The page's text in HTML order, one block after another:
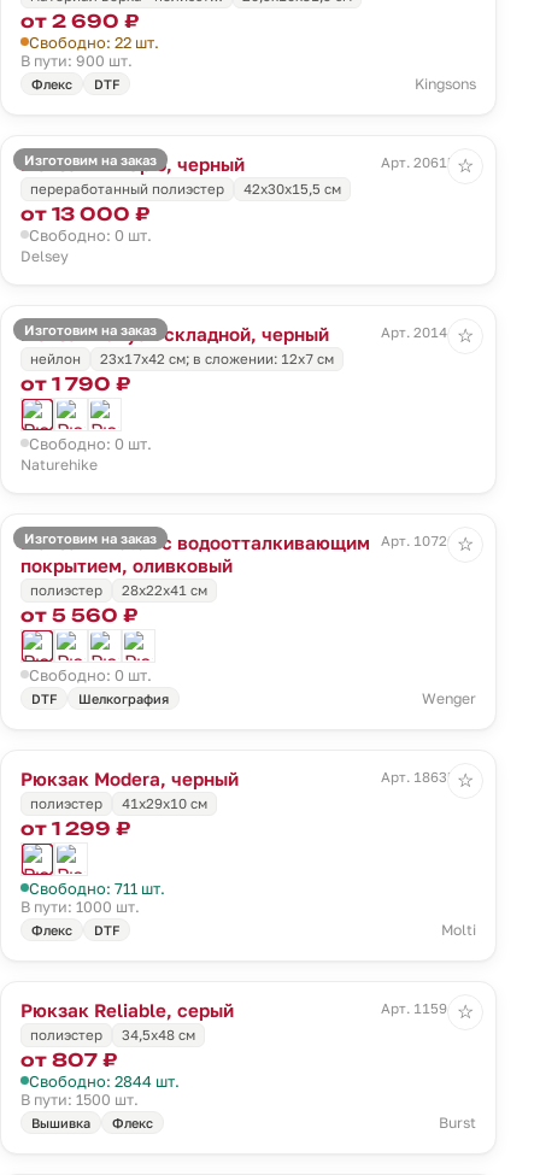
от 2 690 ₽
Свободно: 22 шт.
В пути: 900 шт.
Флекс DTF Kingsons
Изготовим на заказ
Рюкзак Pin Up 6, черный
Арт. 20615.30
переработанный полиэстер
42x30x15,5 см
от 13 000 ₽
Свободно: 0 шт.
Delsey
☆
Изготовим на заказ
Рюкзак Yunyan складной, черный
Арт. 20144.30
нейлон
23х17х42 см; в сложении: 12х7 см
от 1 790 ₽
Свободно: 0 шт.
Naturehike
☆
Изготовим на заказ
Рюкзак Photon с водоотталкивающим
покрытием, оливковый
Арт. 10720.90
полиэстер 28х22х41 см
от 5 560 ₽
Свободно: 0 шт.
DTF Шелкография Wenger
☆
Рюкзак Modera, черный
Арт. 18635.30
полиэстер
41x29x10 см
от 1 299 ₽
Свободно: 711 шт.
В пути: 1000 шт.
Флекс DTF Molti
☆
Рюкзак Reliable, серый
Арт. 11594.10
полиэстер
34,5х48 см
от 807 ₽
Свободно: 2844 шт.
В пути: 1500 шт.
Вышивка Флекс Burst
☆